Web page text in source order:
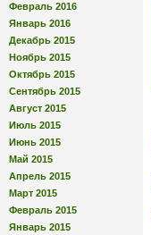
Февраль 2016
Январь 2016
Декабрь 2015
Ноябрь 2015
Октябрь 2015
Сентябрь 2015
Август 2015
Июль 2015
Июнь 2015
Май 2015
Апрель 2015
Март 2015
Февраль 2015
Январь 2015